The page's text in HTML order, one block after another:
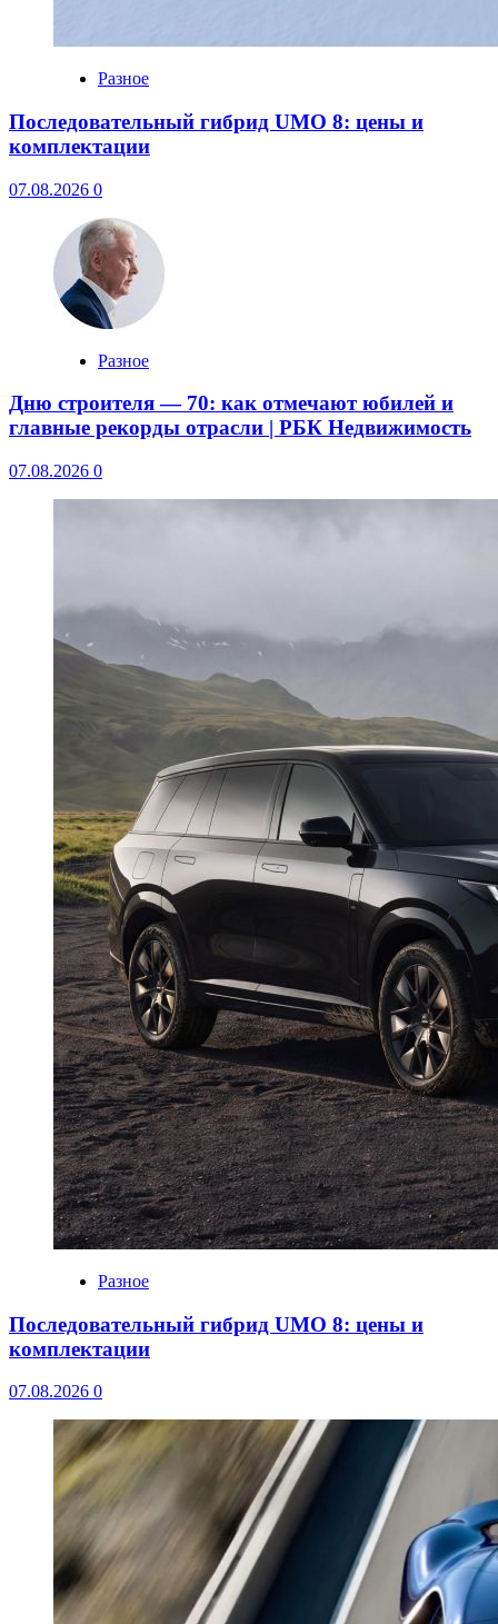
Разное
Последовательный гибрид UMO 8: цены и
комплектации
07.08.2026 0
Разное
Дню строителя — 70: как отмечают юбилей и
главные рекорды отрасли | РБК Недвижимость
07.08.2026 0
Разное
Последовательный гибрид UMO 8: цены и
комплектации
07.08.2026 0